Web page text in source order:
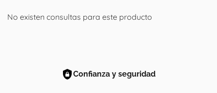
No existen consultas para este producto
Confianza y seguridad